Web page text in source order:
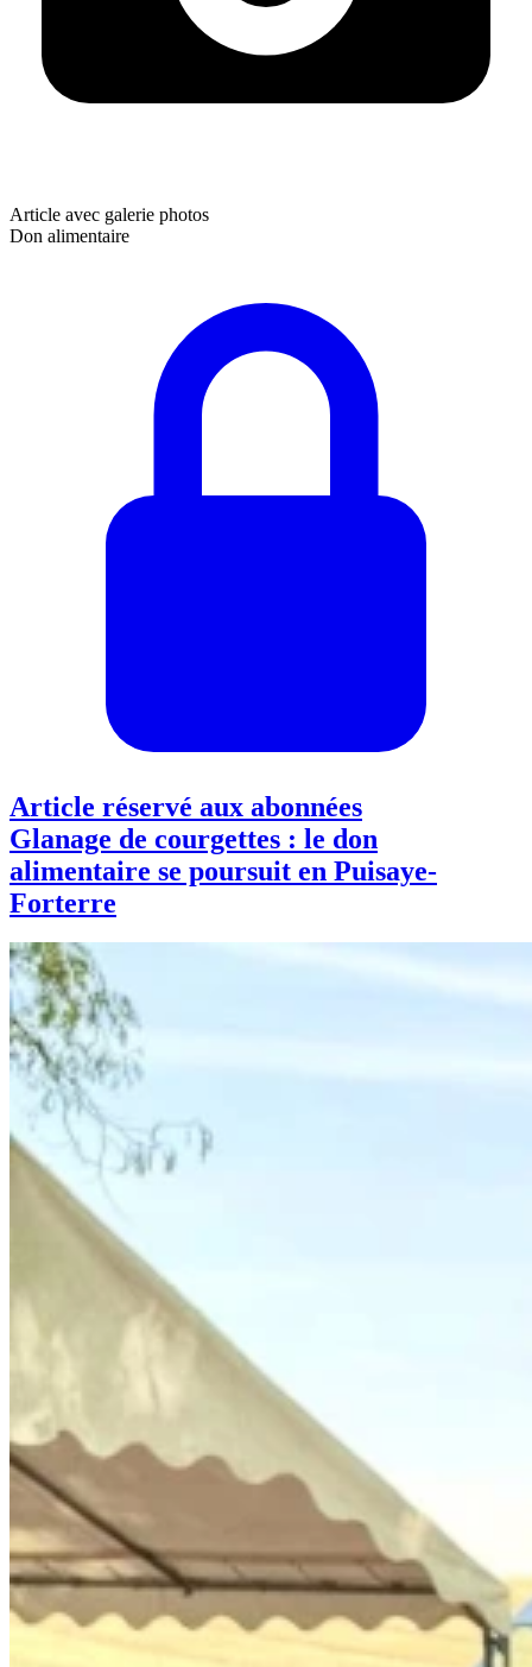
Article avec galerie photos
Don alimentaire
Article réservé aux abonnées
Glanage de courgettes : le don
alimentaire se poursuit en Puisaye-
Forterre